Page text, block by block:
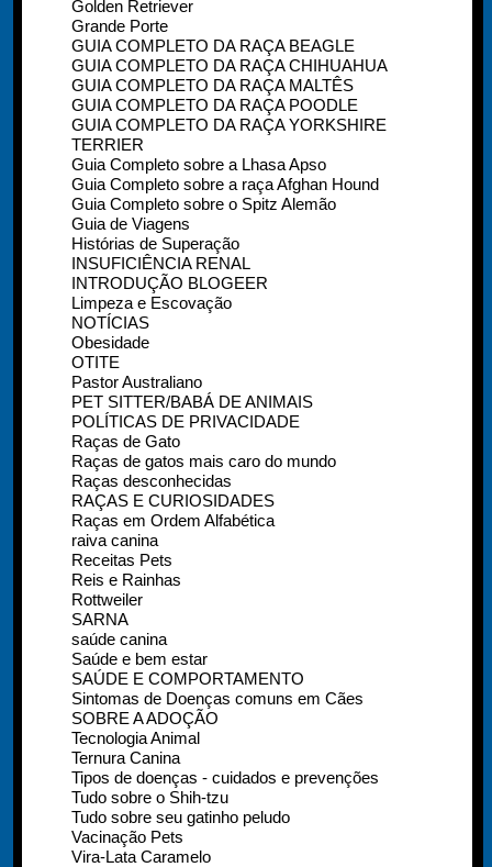
Golden Retriever
Grande Porte
GUIA COMPLETO DA RAÇA BEAGLE
GUIA COMPLETO DA RAÇA CHIHUAHUA
GUIA COMPLETO DA RAÇA MALTÊS
GUIA COMPLETO DA RAÇA POODLE
GUIA COMPLETO DA RAÇA YORKSHIRE
TERRIER
Guia Completo sobre a Lhasa Apso
Guia Completo sobre a raça Afghan Hound
Guia Completo sobre o Spitz Alemão
Guia de Viagens
Histórias de Superação
INSUFICIÊNCIA RENAL
INTRODUÇÃO BLOGEER
Limpeza e Escovação
NOTÍCIAS
Obesidade
OTITE
Pastor Australiano
PET SITTER/BABÁ DE ANIMAIS
POLÍTICAS DE PRIVACIDADE
Raças de Gato
Raças de gatos mais caro do mundo
Raças desconhecidas
RAÇAS E CURIOSIDADES
Raças em Ordem Alfabética
raiva canina
Receitas Pets
Reis e Rainhas
Rottweiler
SARNA
saúde canina
Saúde e bem estar
SAÚDE E COMPORTAMENTO
Sintomas de Doenças comuns em Cães
SOBRE A ADOÇÃO
Tecnologia Animal
Ternura Canina
Tipos de doenças - cuidados e prevenções
Tudo sobre o Shih-tzu
Tudo sobre seu gatinho peludo
Vacinação Pets
Vira-Lata Caramelo